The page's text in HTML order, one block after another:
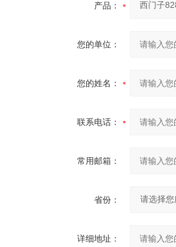
产品：
您的单位：
您的姓名：
联系电话：
常用邮箱：
省份：
详细地址：